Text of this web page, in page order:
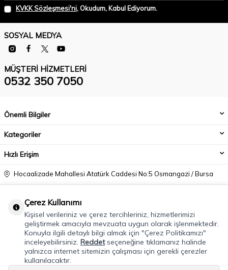
KVKK Sözleşmesi'ni, Okudum, Kabul Ediyorum.
SOSYAL MEDYA
MÜŞTERI HIZMETLERI
0532 350 7050
Önemli Bilgiler
Kategoriler
Hızlı Erişim
Hocaalizade Mahallesi Atatürk Caddesi No:5 Osmangazi / Bursa
info@modacadiri.com
Çerez Kullanımı
Kişisel verileriniz ve çerez tercihleriniz, hizmetlerimizi
geliştirmek amacıyla mevzuata uygun olarak işlenmektedir.
Konuyla ilgili detaylı bilgi almak için "Çerez Politikamızı"
inceleyebilirsiniz. Reddetseçeneğine tıklamanız halinde
yalnızca internet sitemizin çalışması için gerekli çerezler
kullanılacaktır.